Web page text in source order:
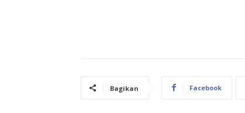
Bagikan Facebook